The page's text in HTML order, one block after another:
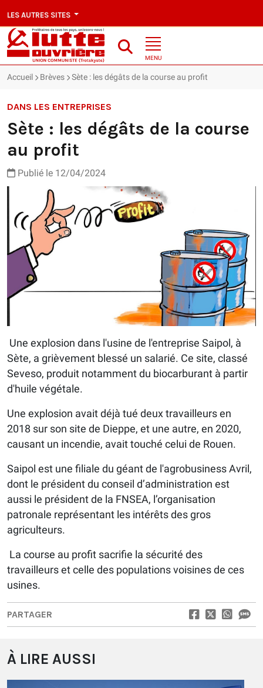
LES AUTRES SITES
MENU
Accueil Brèves Sète : les dégâts de la course au profit
DANS LES ENTREPRISES
Sète : les dégâts de la course
au profit
Publié le 12/04/2024
Une explosion dans l'usine de l'entreprise Saipol, à
Sète, a grièvement blessé un salarié. Ce site, classé
Seveso, produit notamment du biocarburant à partir
d'huile végétale.
Une explosion avait déjà tué deux travailleurs en
2018 sur son site de Dieppe, et une autre, en 2020,
causant un incendie, avait touché celui de Rouen.
Saipol est une filiale du géant de l'agrobusiness Avril,
dont le président du conseil d’administration est
aussi le président de la FNSEA, l’organisation
patronale représentant les intérêts des gros
agriculteurs.
La course au profit sacrifie la sécurité des
travailleurs et celle des populations voisines de ces
usines.
PARTAGER
À LIRE AUSSI